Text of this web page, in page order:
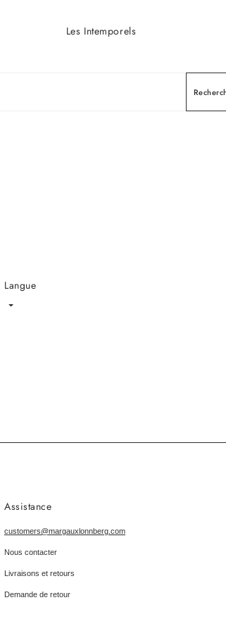
Les Intemporels
Langue
Langue
Assistance
customers@margauxlonnberg.com
Nous contacter
Livraisons et retours
Demande de retour